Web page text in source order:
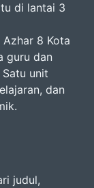
di lantai 3
8 Kota
guru dan
unit
dan
judul,